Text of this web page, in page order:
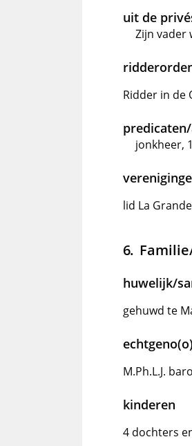
uit de
Zijn vader
Ridder in de
jonkheer,
lid La
huwelijk/
gehuwd te
M.Ph.L.J.
kinderen
4 dochters